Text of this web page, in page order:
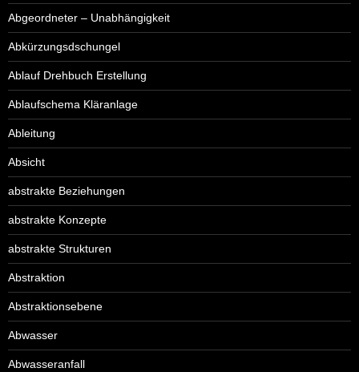
Abgeordneter – Unabhängigkeit
Abkürzungsdschungel
Ablauf Drehbuch Erstellung
Ablaufschema Kläranlage
Ableitung
Absicht
abstrakte Beziehungen
abstrakte Konzepte
abstrakte Strukturen
Abstraktion
Abstraktionsebene
Abwasser
Abwasseranfall